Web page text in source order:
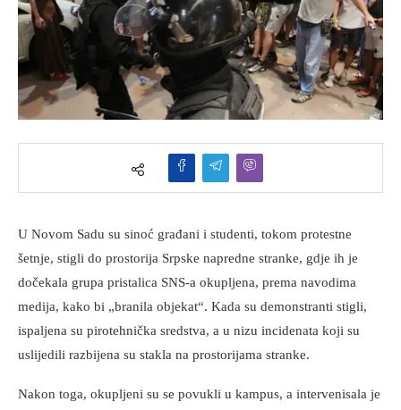
U Novom Sadu su sinoć građani i studenti, tokom protestne
šetnje, stigli do prostorija Srpske napredne stranke, gdje ih je
dočekala grupa pristalica SNS-a okupljena, prema navodima
medija, kako bi „branila objekat“. Kada su demonstranti stigli,
ispaljena su pirotehnička sredstva, a u nizu incidenata koji su
uslijedili razbijena su stakla na prostorijama stranke.
Nakon toga, okupljeni su se povukli u kampus, a intervenisala je